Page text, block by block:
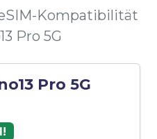
Kompatibilität
Pro 5G
Pro 5G